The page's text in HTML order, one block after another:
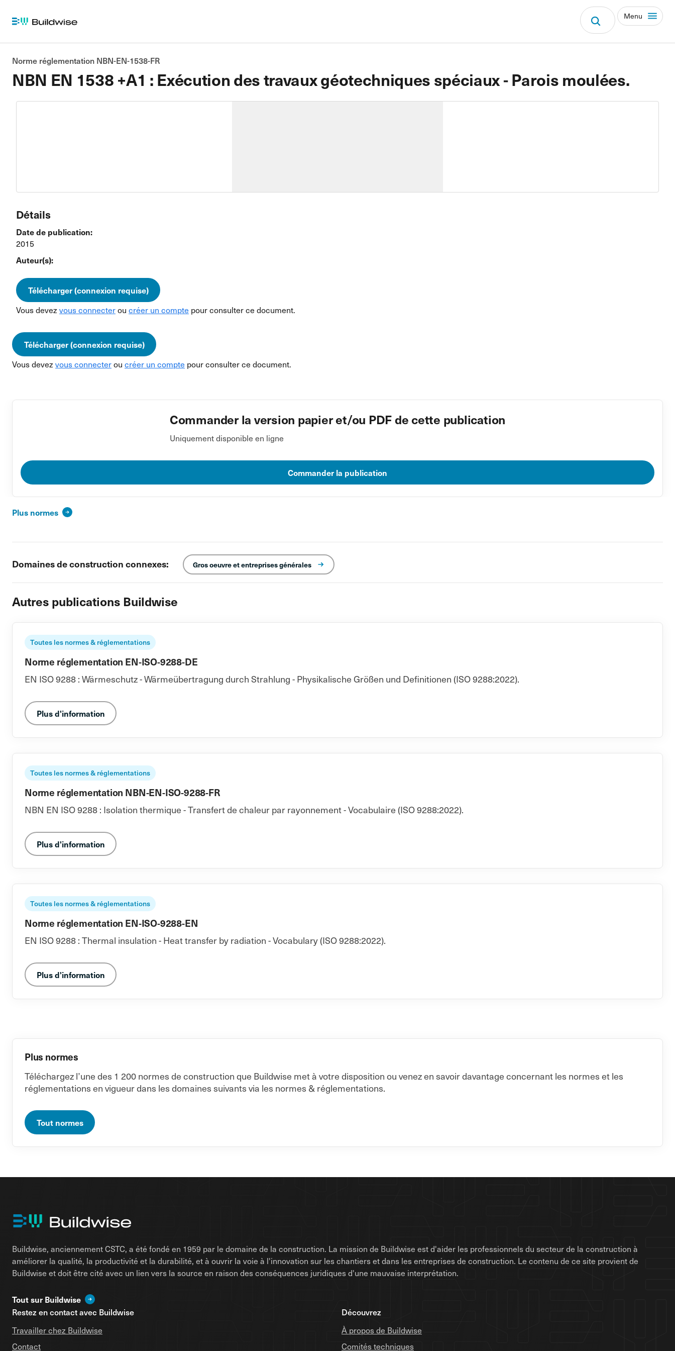
Menu
NBN EN 1538 +A1 : Exécution des travaux géotechniques spéciaux - Parois moulées.
Norme réglementation NBN-EN-1538-FR
Détails
Date de publication:
2015
Auteur(s):
Télécharger (connexion requise)
Vous devez vous connecterou créer un compte pour consulter ce document.
Télécharger (connexion requise)
Vous devez vous connecterou créer un compte pour consulter ce document.
Commander la version papier et/ou PDF de cette publication
Uniquement disponible en ligne
Commander la publication
Plus normes
Domaines de construction connexes: Gros oeuvre et entreprises générales
Autres publications Buildwise
Toutes les normes & réglementations
Norme réglementation EN-ISO-9288-DE
EN ISO 9288 : Wärmeschutz - Wärmeübertragung durch Strahlung - Physikalische Größen und Definitionen (ISO 9288:2022).
Plus d'information
Toutes les normes & réglementations
Norme réglementation NBN-EN-ISO-9288-FR
NBN EN ISO 9288 : Isolation thermique - Transfert de chaleur par rayonnement - Vocabulaire (ISO 9288:2022).
Plus d'information
Toutes les normes & réglementations
Norme réglementation EN-ISO-9288-EN
EN ISO 9288 : Thermal insulation - Heat transfer by radiation - Vocabulary (ISO 9288:2022).
Plus d'information
Plus normes
Téléchargez l’une des 1 200 normes de construction que Buildwise met à votre disposition ou venez en savoir davantage concernant les normes et les
réglementations en vigueur dans les domaines suivants via les normes & réglementations.
Tout normes
Buildwise, anciennement CSTC, a été fondé en 1959 par le domaine de la construction. La mission de Buildwise est d'aider les professionnels du secteur de la construction à
améliorer la qualité, la productivité et la durabilité, et à ouvrir la voie à l'innovation sur les chantiers et dans les entreprises de construction. Le contenu de ce site provient de
Buildwise et doit être cité avec un lien vers la source en raison des conséquences juridiques d'une mauvaise interprétation.
Tout sur Buildwise
Restez en contact avec Buildwise
Travailler chez Buildwise
Contact
Découvrez
À propos de Buildwise
Comités techniques